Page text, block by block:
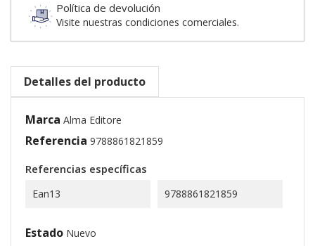
Política de devolución
Visite nuestras condiciones comerciales.
Detalles del producto
Marca Alma Editore
Referencia 9788861821859
Referencias específicas
Ean13 9788861821859
Estado Nuevo